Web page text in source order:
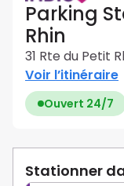
Parking
Rhin
31 Rte du Petit
Voir l’itinéraire
Ouvert 24/7
Stationner